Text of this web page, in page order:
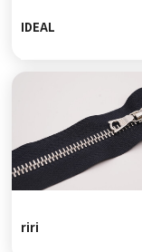
IDEAL
riri